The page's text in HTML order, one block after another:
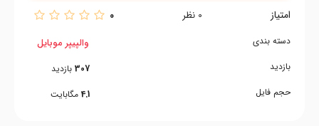
امتیاز 0 نظر 0
دسته بندی
بازدید
حجم فایل
والپیپر موبایل
307 بازدید
4.1 مگابایت